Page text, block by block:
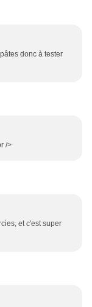
donc à tester
/>
et c'est super